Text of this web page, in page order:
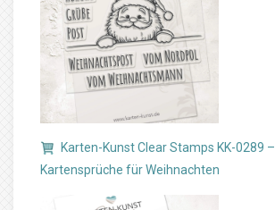
Karten-Kunst Clear Stamps KK-0289 –
Kartensprüche für Weihnachten